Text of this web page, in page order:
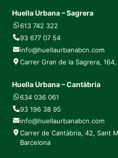
Huella Urbana – Sagrera
613 742 322
93 677 07 54
info@huellaurbanabcn.com
Carrer Gran de la Sagrera,
Huella Urbana – Cantàbria
634 036 061
93 196 38 95
info@huellaurbanabcn.com
Carrer de Cantàbria, 42, Sant
Barcelona